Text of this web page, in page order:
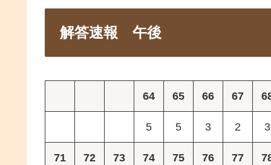
解答速報 午後
64 65 66 67
5 5 3 2 3
71 72 73 74 75 76 77